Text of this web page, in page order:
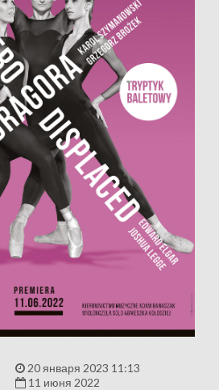
20 января 2023 11:13
11 июня 2022